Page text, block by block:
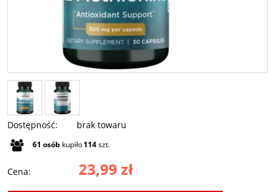
Dostępność: brak towaru
61 osób kupiło114szt.
Cena: 23,99 zł